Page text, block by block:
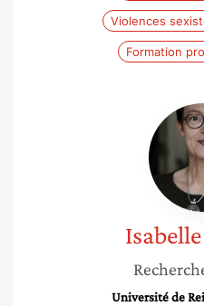
Violences
Formation
Isabelle
Université de